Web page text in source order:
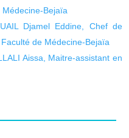
Bejaïa
Djamel Eddine, Chef de
de Médecine-Bejaïa
Aissa, Maitre-assistant en